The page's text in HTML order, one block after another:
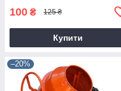
100 ₴ 125 ₴
Купити
–20%